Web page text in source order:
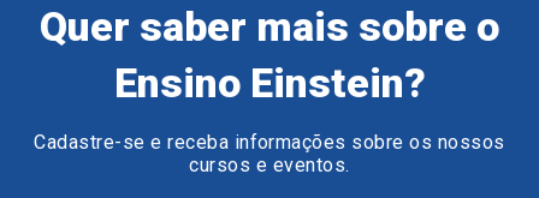
Quer saber mais sobre o
Ensino Einstein?
Cadastre-se e receba informações sobre os nossos
cursos e eventos.